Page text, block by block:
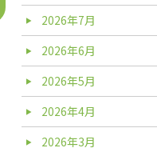
2026年7月
2026年6月
2026年5月
2026年4月
2026年3月